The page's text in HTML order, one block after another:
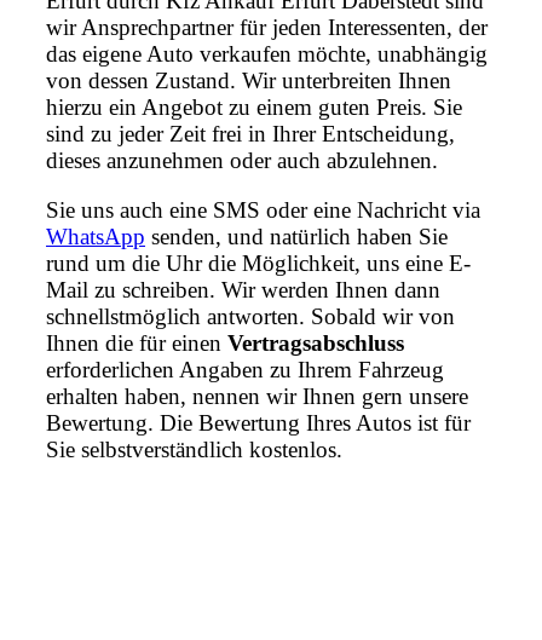
wir Ansprechpartner für jeden Interessenten, der
das eigene Auto verkaufen möchte, unabhängig
von dessen Zustand. Wir unterbreiten Ihnen
hierzu ein Angebot zu einem guten Preis. Sie
sind zu jeder Zeit frei in Ihrer Entscheidung,
dieses anzunehmen oder auch abzulehnen.
Sie uns auch eine SMS oder eine Nachricht via
WhatsApp senden, und natürlich haben Sie
rund um die Uhr die Möglichkeit, uns eine E-
Mail zu schreiben. Wir werden Ihnen dann
schnellstmöglich antworten. Sobald wir von
Ihnen die für einen Vertragsabschluss
erforderlichen Angaben zu Ihrem Fahrzeug
erhalten haben, nennen wir Ihnen gern unsere
Bewertung. Die Bewertung Ihres Autos ist für
Sie selbstverständlich kostenlos.